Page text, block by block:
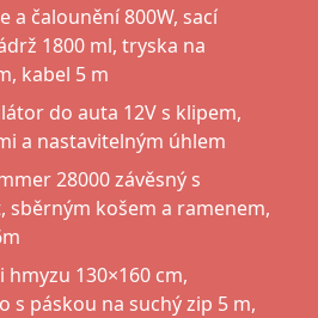
a čalounění 800W, sací
1800 ml, tryska na
kabel 5 m
do auta 12V s klipem,
a nastavitelným úhlem
28000 závěsný s
sběrným košem a ramenem,
130×160 cm,
s páskou na suchý zip 5 m,